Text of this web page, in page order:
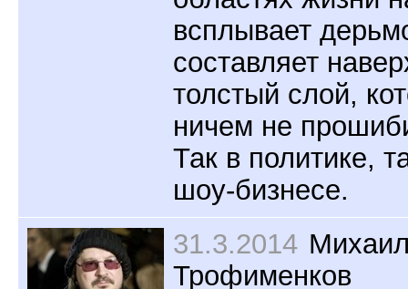
всплывает
составляет
толстый слой,
ничем не
Так в политике,
шоу-бизнесе.
31.3.2014
Трофименков